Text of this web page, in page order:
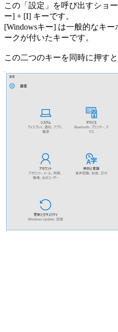
この「設定」を呼び出すショ
ー] + [I] キーです。
[Windowsキー] は一般的なキ
ークが付いたキーです。
この二つのキーを同時に押す